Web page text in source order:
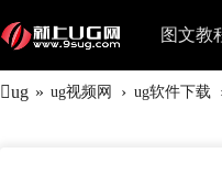
图文教
ug » ug视频网 › ug软件下载